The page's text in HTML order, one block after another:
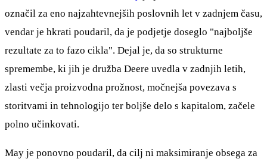
označil za eno najzahtevnejših poslovnih let v zadnjem času,
vendar je hkrati poudaril, da je podjetje doseglo "najboljše
rezultate za to fazo cikla". Dejal je, da so strukturne
spremembe, ki jih je družba Deere uvedla v zadnjih letih,
zlasti večja proizvodna prožnost, močnejša povezava s
storitvami in tehnologijo ter boljše delo s kapitalom, začele
polno učinkovati.
May je ponovno poudaril, da cilj ni maksimiranje obsega za